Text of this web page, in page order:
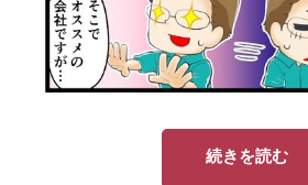
続きを読む